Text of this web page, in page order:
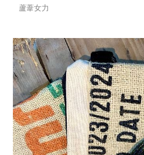
蘆葦女力